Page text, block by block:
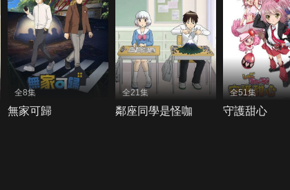
全8集
無家可歸
全21集
鄰座同學是怪咖
全51集
守護甜心